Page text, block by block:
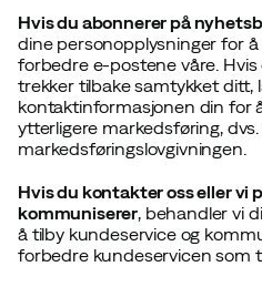
Hvis du abonnerer på
dine personopplysninger for
forbedre e-postene våre.
trekker tilbake samtykket ditt,
kontaktinformasjonen din for
ytterligere markedsføring,
markedsføringslovgivningen.
Hvis du kontakter oss eller vi
kommuniserer, behandler vi
å tilby kundeservice og
forbedre kundeservicen som